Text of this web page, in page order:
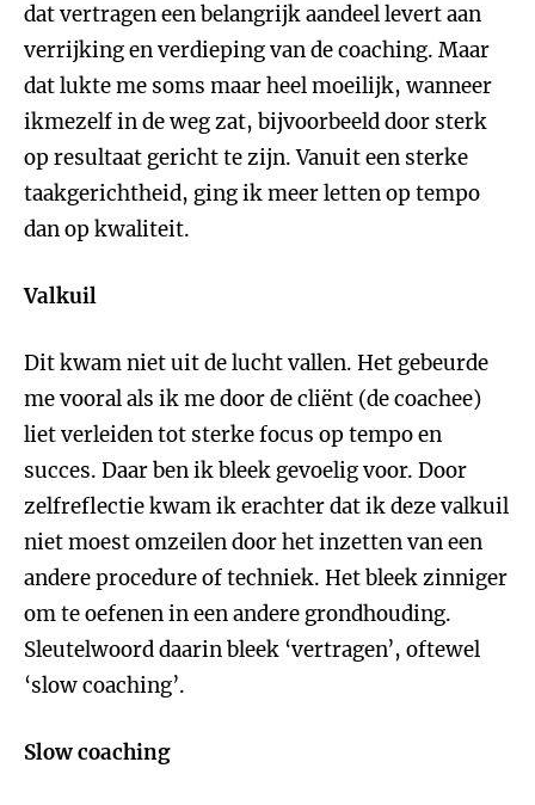
dat vertragen een belangrijk aandeel levert aan
verrijking en verdieping van de coaching. Maar
dat lukte me soms maar heel moeilijk, wanneer
ikmezelf in de weg zat, bijvoorbeeld door sterk
op resultaat gericht te zijn. Vanuit een sterke
taakgerichtheid, ging ik meer letten op tempo
dan op kwaliteit.
Valkuil
Dit kwam niet uit de lucht vallen. Het gebeurde
me vooral als ik me door de cliënt (de coachee)
liet verleiden tot sterke focus op tempo en
succes. Daar ben ik bleek gevoelig voor. Door
zelfreflectie kwam ik erachter dat ik deze valkuil
niet moest omzeilen door het inzetten van een
andere procedure of techniek. Het bleek zinniger
om te oefenen in een andere grondhouding.
Sleutelwoord daarin bleek ‘vertragen’, oftewel
‘slow coaching’.
Slow coaching